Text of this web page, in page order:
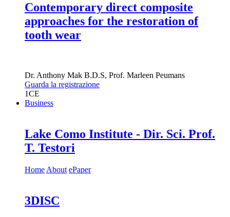
Contemporary direct composite
approaches for the restoration of
tooth wear
Dr. Anthony Mak B.D.S, Prof. Marleen Peumans
Guarda la registrazione
1CE
Business
Lake Como Institute - Dir. Sci. Prof.
T. Testori
Home About ePaper
3DISC